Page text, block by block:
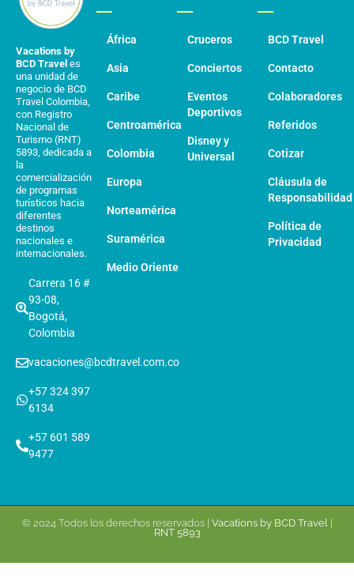
Vacations by
BCD Travel es
una unidad de
negocio de BCD
Travel Colombia,
con Registro
Nacional de
Turismo (RNT)
5893, dedicada a
la
comercialización
de programas
turísticos hacia
diferentes
destinos
nacionales e
internacionales.
Carrera 16 #
93-08,
Bogotá,
Colombia
vacaciones@bcdtravel.com.co
+57 324 397
6134
+57 601 589
9477
África
Asia
Caribe
Centroamérica
Colombia
Europa
Norteamérica
Suramérica
Medio Oriente
Cruceros
Conciertos
Eventos
Deportivos
Disney y
Universal
BCD Travel
Contacto
Colaboradores
Referidos
Cotizar
Cláusula de
Responsabilidad
Política de
Privacidad
© 2024 Todos los derechos reservados | Vacations by BCD Travel|
RNT 5893